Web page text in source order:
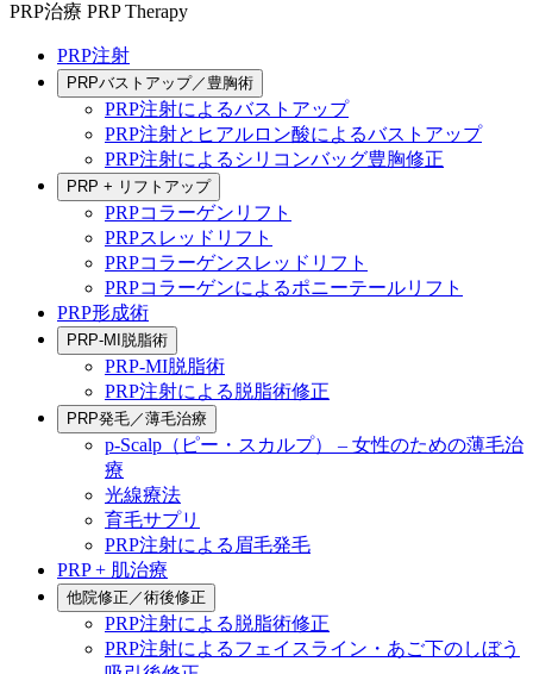
PRP治療 PRP Therapy
PRP注射
PRPバストアップ／豊胸術
PRP注射によるバストアップ
PRP注射とヒアルロン酸によるバストアップ
PRP注射によるシリコンバッグ豊胸修正
PRP + リフトアップ
PRPコラーゲンリフト
PRPスレッドリフト
PRPコラーゲンスレッドリフト
PRPコラーゲンによるポニーテールリフト
PRP形成術
PRP-MI脱脂術
PRP-MI脱脂術
PRP注射による脱脂術修正
PRP発毛／薄毛治療
p-Scalp（ピー・スカルプ） – 女性のための薄毛治
療
光線療法
育毛サプリ
PRP注射による眉毛発毛
PRP + 肌治療
他院修正／術後修正
PRP注射による脱脂術修正
PRP注射によるフェイスライン・あご下のしぼう